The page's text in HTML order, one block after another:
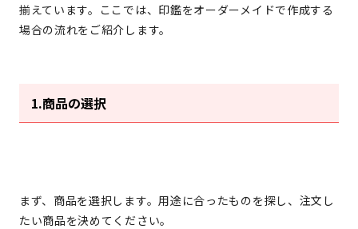
揃えています。ここでは、印鑑をオーダーメイドで作成する
場合の流れをご紹介します。
1.商品の選択
まず、商品を選択します。用途に合ったものを探し、注文し
たい商品を決めてください。